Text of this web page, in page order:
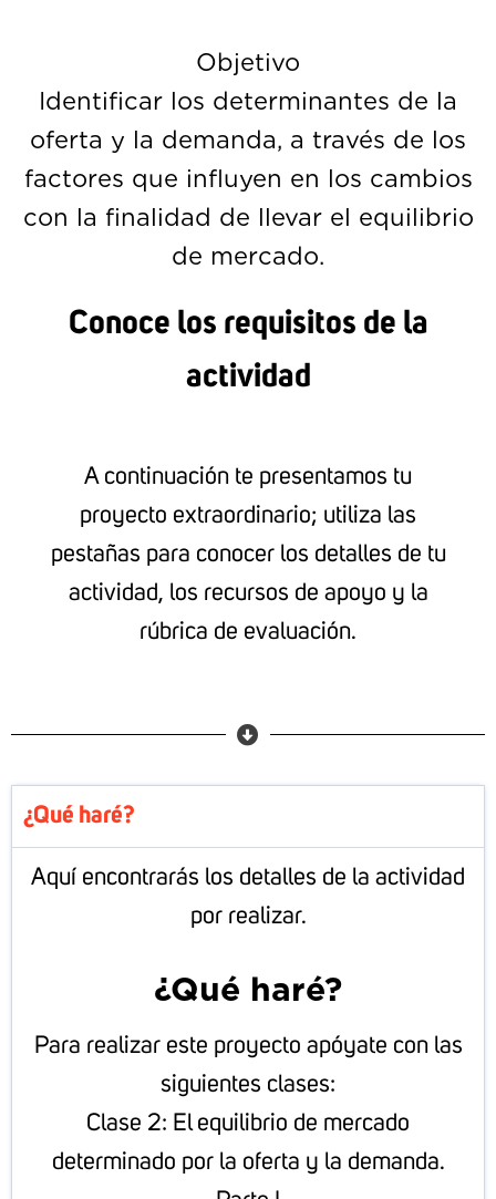
Objetivo
Identificar los determinantes de la
oferta y la demanda, a través de los
factores que influyen en los cambios
con la finalidad de llevar el equilibrio
de mercado.
Conoce los requisitos de la
actividad
A continuación te presentamos tu
proyecto extraordinario; utiliza las
pestañas para conocer los detalles de tu
actividad, los recursos de apoyo y la
rúbrica de evaluación.
¿Qué haré?
Aquí encontrarás los detalles de la actividad
por realizar.
¿Qué haré?
Para realizar este proyecto apóyate con las
siguientes clases:
Clase 2: El equilibrio de mercado
determinado por la oferta y la demanda.